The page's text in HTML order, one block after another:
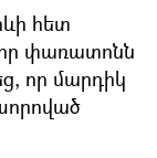
հետ
փառատոնն
որ մարդիկ